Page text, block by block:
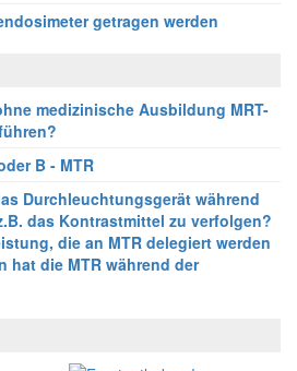
getragen werden
medizinische Ausbildung MRT-
B - MTR
Durchleuchtungsgerät während
das Kontrastmittel zu verfolgen?
die an MTR delegiert werden
hat die MTR während der